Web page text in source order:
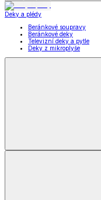
Deky a plédy
Beránkové soupravy
Beránkové deky
Televizní deky a pytle
Deky z mikroplyše